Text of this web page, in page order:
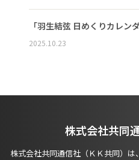
「羽生結弦 日めくりカレン
2025.10.23
株式会社共同
株式会社共同通信社（ＫＫ共同）